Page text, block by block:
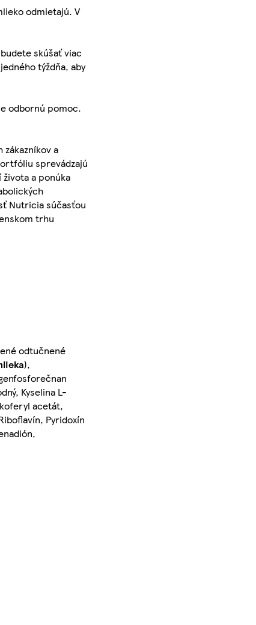
odmietajú. V
skúšať viac
týždňa, aby
odbornú pomoc.
a
sprevádzajú
a ponúka
Nutricia súčasťou
trhu
odtučnené
),
Kyselina L-
acetát,
Pyridoxín